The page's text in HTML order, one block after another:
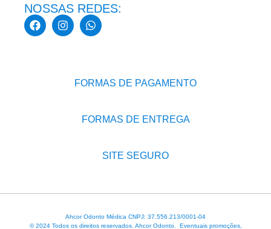
NOSSAS REDES:
FORMAS DE PAGAMENTO
FORMAS DE ENTREGA
SITE SEGURO
Ahcor Odonto Médica CNPJ: 37.556.213/0001-04
© 2024 Todos os direitos reservados. Ahcor Odonto. Eventuais promoções,